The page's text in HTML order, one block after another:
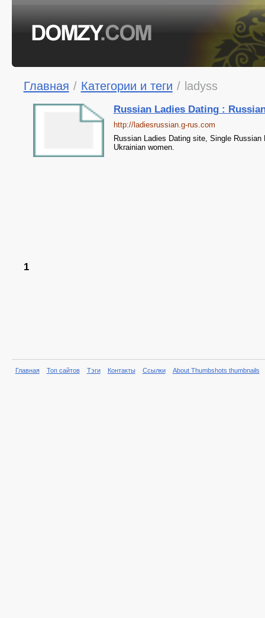
Главная / Категории и теги / ladyss
Russian Ladies Dating :
http://ladiesrussian.g-rus.com
Russian Ladies Dating site, Single
Ukrainian women.
1
Главная Топ сайтов Тэги Контакты Ссылки About Thumbshots thumbnails